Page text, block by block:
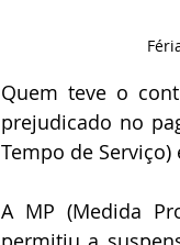
Quem teve o
prejudicado no
Tempo de
A MP (Medida